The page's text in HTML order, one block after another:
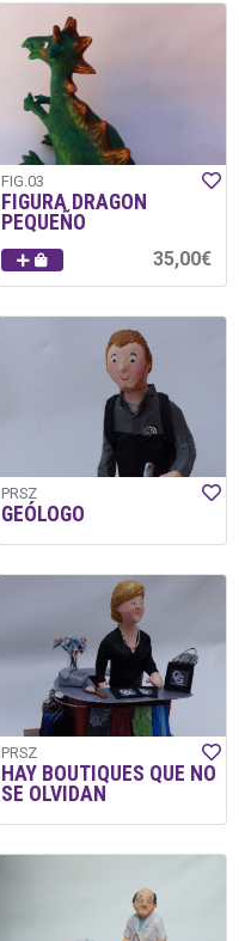
FIG.03
FIGURA DRAGON
PEQUEÑO
35,00€
PRSZ
GEÓLOGO
PRSZ
HAY BOUTIQUES QUE NO
SE OLVIDAN